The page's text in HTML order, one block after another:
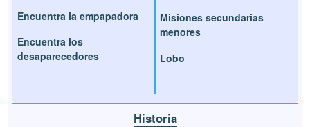
Encuentra la empapadora
Encuentra los
desaparecedores
Misiones secundarias
menores
Lobo
Historia